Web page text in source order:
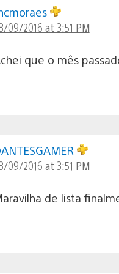
09/2016 at 3:51 PM
que o mês
09/2016 at 3:51 PM
de lista